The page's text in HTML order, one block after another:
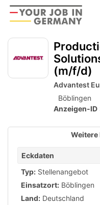
Accessibility
Modus
zur
zum
(m/f/d)
Advantest
Böblingen
Anzeigen-ID
Eckdaten
Typ: Stellenangebot
Einsatzort: Böblingen
Land: Deutschland